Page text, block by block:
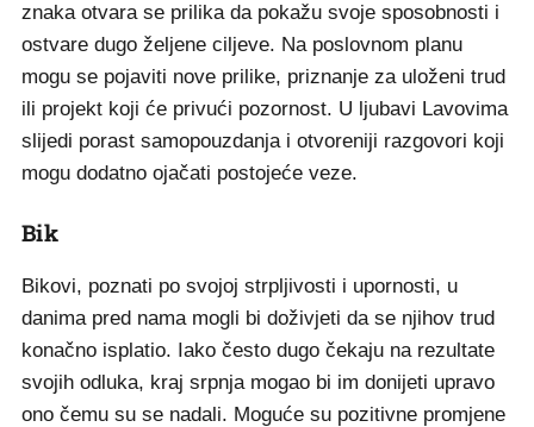
znaka otvara se prilika da pokažu svoje sposobnosti i
ostvare dugo željene ciljeve. Na poslovnom planu
mogu se pojaviti nove prilike, priznanje za uloženi trud
ili projekt koji će privući pozornost. U ljubavi Lavovima
slijedi porast samopouzdanja i otvoreniji razgovori koji
mogu dodatno ojačati postojeće veze.
Bik
Bikovi, poznati po svojoj strpljivosti i upornosti, u
danima pred nama mogli bi doživjeti da se njihov trud
konačno isplatio. Iako često dugo čekaju na rezultate
svojih odluka, kraj srpnja mogao bi im donijeti upravo
ono čemu su se nadali. Moguće su pozitivne promjene